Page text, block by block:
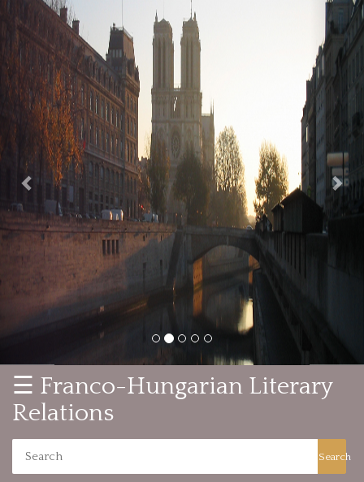
Previous
☰ Franco-Hungarian Literary
Relations
Search